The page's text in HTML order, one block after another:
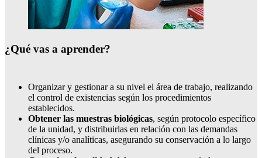
¿Qué vas a aprender?
Organizar y gestionar a su nivel el área de trabajo, realizando
el control de existencias según los procedimientos
establecidos.
Obtener las muestras biológicas, según protocolo específico
de la unidad, y distribuirlas en relación con las demandas
clínicas y/o analíticas, asegurando su conservación a lo largo
del proceso.